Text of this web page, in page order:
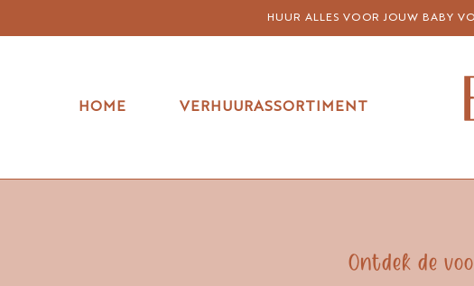
HUUR ALLES VOOR JOUW BABY
HOME VERHUURASSORTIMENT
Ontdek de